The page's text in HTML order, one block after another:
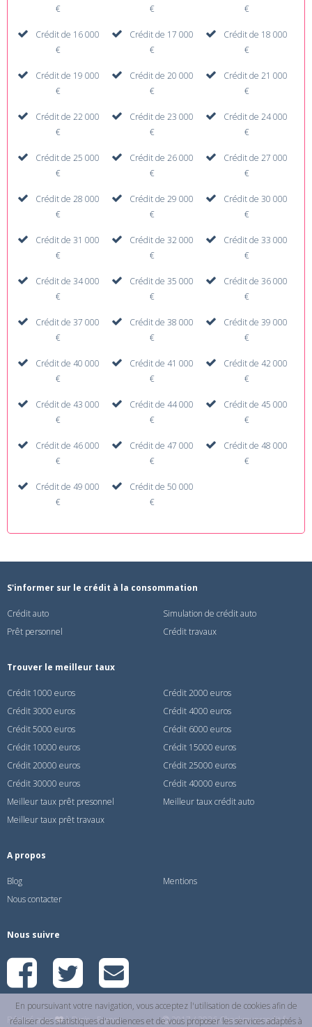
€
€
€
Crédit de 16 000
€
Crédit de 17 000
€
Crédit de 18 000
€
Crédit de 19 000
€
Crédit de 20 000
€
Crédit de 21 000
€
Crédit de 22 000
€
Crédit de 23 000
€
Crédit de 24 000
€
Crédit de 25 000
€
Crédit de 26 000
€
Crédit de 27 000
€
Crédit de 28 000
€
Crédit de 29 000
€
Crédit de 30 000
€
Crédit de 31 000
€
Crédit de 32 000
€
Crédit de 33 000
€
Crédit de 34 000
€
Crédit de 35 000
€
Crédit de 36 000
€
Crédit de 37 000
€
Crédit de 38 000
€
Crédit de 39 000
€
Crédit de 40 000
€
Crédit de 41 000
€
Crédit de 42 000
€
Crédit de 43 000
€
Crédit de 44 000
€
Crédit de 45 000
€
Crédit de 46 000
€
Crédit de 47 000
€
Crédit de 48 000
€
Crédit de 49 000
€
Crédit de 50 000
€
En poursuivant votre navigation, vous acceptez l'utilisation de cookies afin de
réaliser des statistiques d'audiences et de vous proposer les services adaptés à
S'informer sur le crédit à la consommation
Crédit auto
Simulation de crédit auto
Prêt personnel
Crédit travaux
Trouver le meilleur taux
Crédit 1000 euros
Crédit 2000 euros
Crédit 3000 euros
Crédit 4000 euros
Crédit 5000 euros
Crédit 6000 euros
Crédit 10000 euros
Crédit 15000 euros
Crédit 20000 euros
Crédit 25000 euros
Crédit 30000 euros
Crédit 40000 euros
Meilleur taux prêt presonnel
Meilleur taux crédit auto
Meilleur taux prêt travaux
A propos
Blog
Mentions
Nous contacter
Nous suivre
Réalisé avec à Paris - France 2017 / 2026 Checkmoncredit.fr